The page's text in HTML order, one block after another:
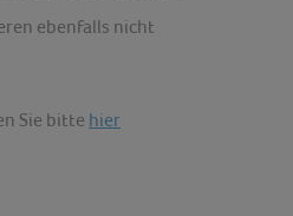
ebenfalls nicht
Sie bitte hier